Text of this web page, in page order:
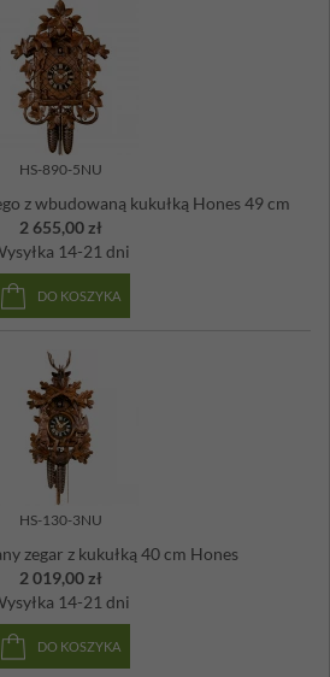
HS-890-5NU
z wbudowaną kukułką Hones 49 cm
2 655,00 zł
14-21 dni
DO KOSZYKA
HS-130-3NU
zegar z kukułką 40 cm Hones
2 019,00 zł
14-21 dni
DO KOSZYKA